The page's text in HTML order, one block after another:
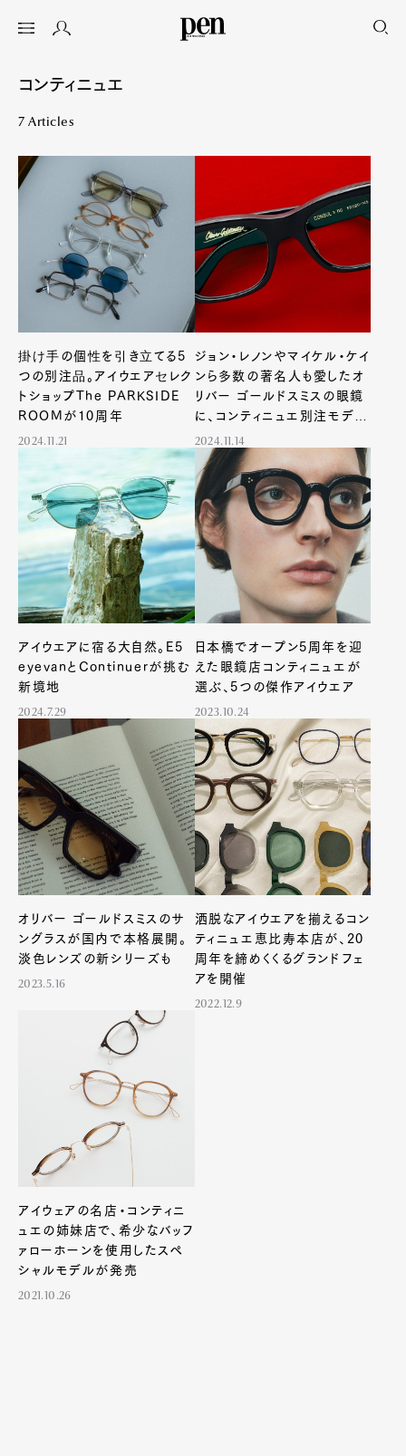
Art&DesignWatch
コンティニュエ
7 Articles
掛け手の個性を引き立てる5
つの別注品。アイウエアセレク
トショップThe PARKSIDE
ROOMが10周年
2024.11.21
ジョン・レノンやマイケル・ケイ
ンら多数の著名人も愛したオ
リバー ゴールドスミスの眼鏡
に、コンティニュエ別注モデル
が登場
2024.11.14
アイウエアに宿る大自然。E5
eyevanとContinuerが挑む
新境地
2024.7.29
日本橋でオープン5周年を迎
えた眼鏡店コンティニュエが
選ぶ、5つの傑作アイウエア
2023.10.24
オリバー ゴールドスミスのサ
ングラスが国内で本格展開。
淡色レンズの新シリーズも
2023.5.16
洒脱なアイウエアを揃えるコン
ティニュエ恵比寿本店が、20
周年を締めくくるグランドフェ
アを開催
2022.12.9
アイウェアの名店・コンティニ
ュエの姉妹店で、希少なバッフ
ァローホーンを使用したスペ
シャルモデルが発売
2021.10.26